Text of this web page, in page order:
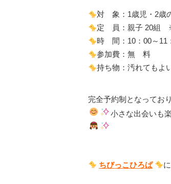
対 象：1歳児・2歳
定 員：親子 20組 ※
時 間：10：00～11
参加費：無 料
持ち物：汚れてもよ
完全予約制となってお
小さな出会いも
ちびっこひろば